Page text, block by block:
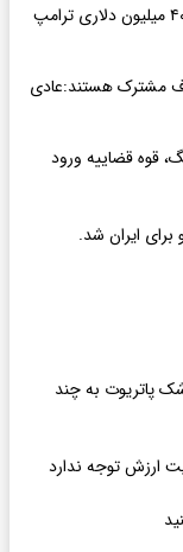
دادگاه آمریکا دستور توقف ساخت سالن ۴۰۰ میلیون دلاری ترامپ
مشترک هستند:عادی
قوه قضاییه ورود
ایران شد.
پاتریوت به چند
ارزش توجه ندارد